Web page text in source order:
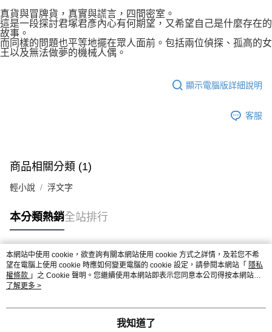
真貨與冒牌貨，真實與謊言，四間密室。
這是一段探討君塚君彥內心有何期望，又希望自己是什麼存在的
故事。
而同樣的問題也平等地擺在眾人面前。包括兩位偵探、孤高的女
王以及無法做夢的機械人偶。
顯示電腦版詳細說明
客服
商品相關分類 (1)
輕小說 浮文字
本分類熱銷全站排行
熱門標籤
本網站中使用 cookie，欲查詢有關本網站使用 cookie 方式之詳情，及若您不希
望在電腦上使用 cookie 時應如何變更電腦的 cookie 設定，請參閱本網站「 隱私
權條款 」之 Cookie 聲明。您繼續使用本網站即表示您同意本公司得按本網站使
用條款之 Cookie 聲明使用 cookie。
了解更多 >
我知道了